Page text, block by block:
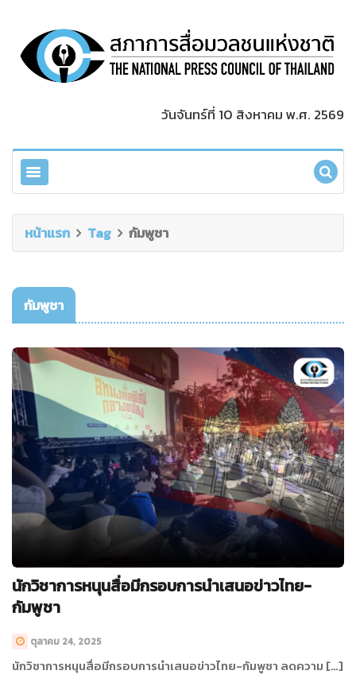
วันจันทร์ที่ 10 สิงหาคม พ.ศ. 2569
หน้าแรก Tag กัมพูชา
กัมพูชา
นักวิชาการหนุนสื่อมีกรอบการนำเสนอข่าวไทย-
กัมพูชา
ตุลาคม 24, 2025
นักวิชาการหนุนสื่อมีกรอบการนำเสนอข่าวไทย-กัมพูชา ลดความ […]